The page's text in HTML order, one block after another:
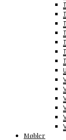
Møbler